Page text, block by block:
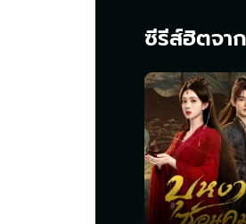
ซีรีส์ฮิตจาก